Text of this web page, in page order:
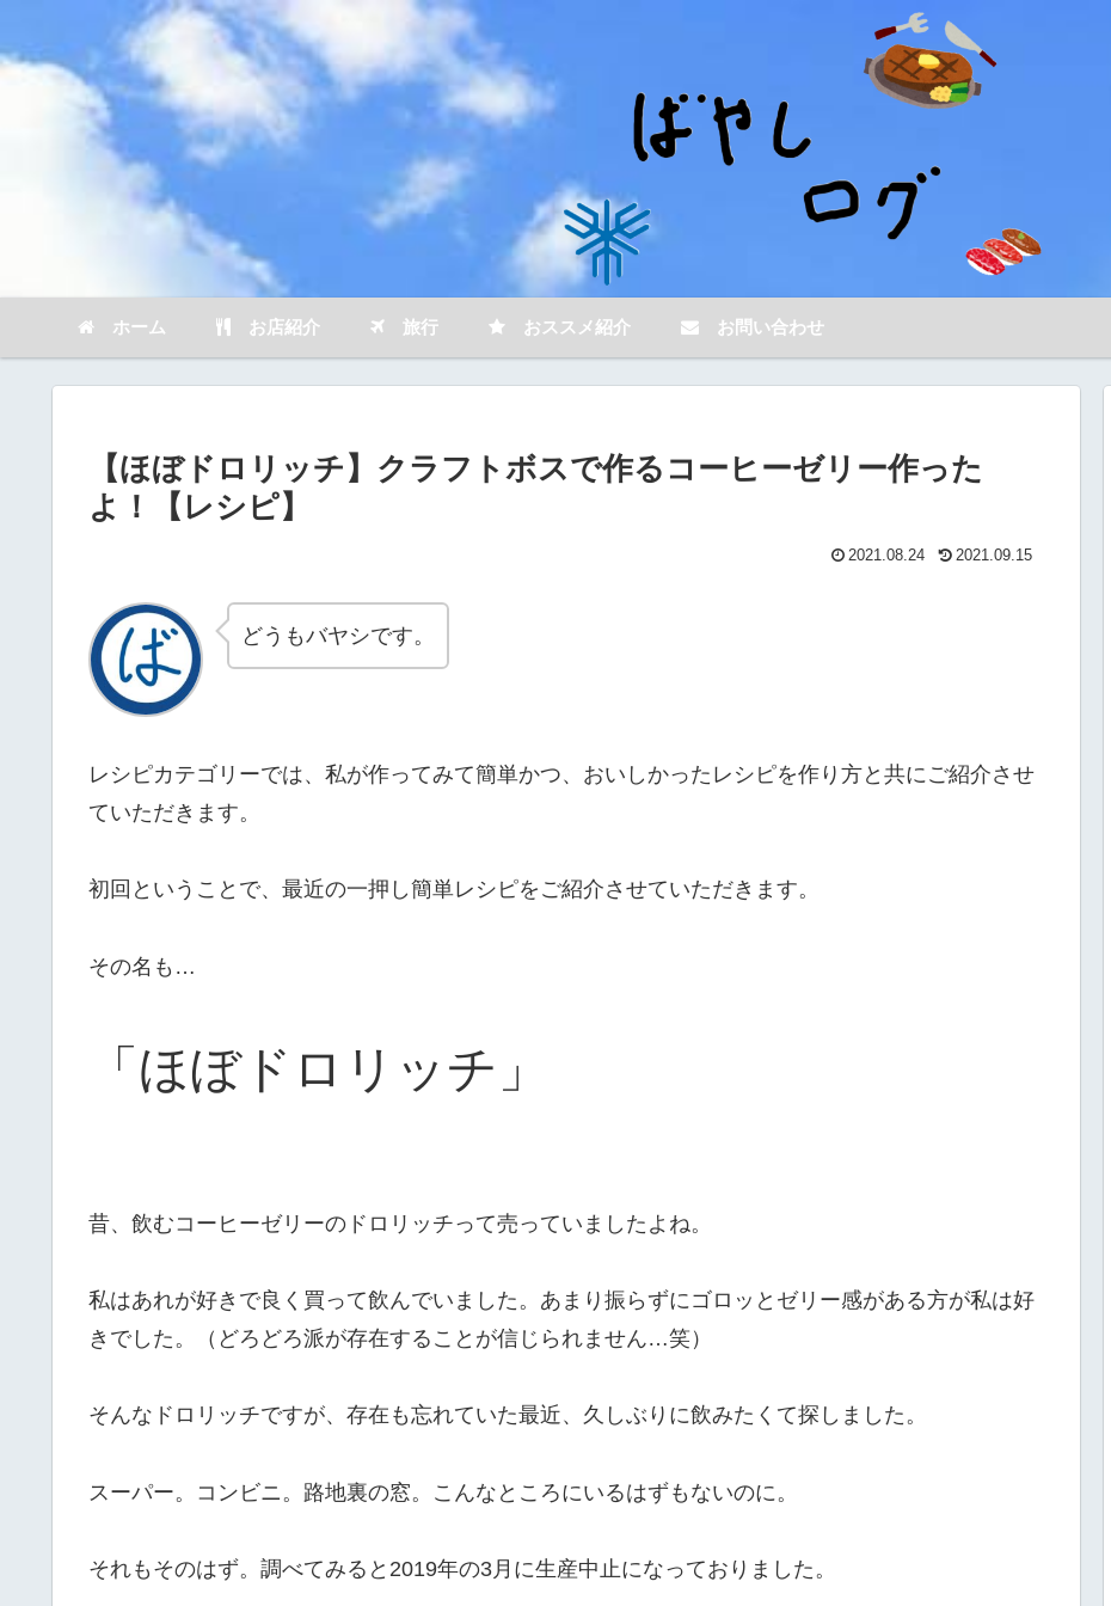
ホーム お店紹介 旅行 おススメ紹介 お問い合わせ
【ほぼドロリッチ】クラフトボスで作るコーヒーゼリー作った
よ！【レシピ】
2021.08.24 2021.09.15
どうもバヤシです。
レシピカテゴリーでは、私が作ってみて簡単かつ、おいしかったレシピを作り方と共にご紹介させ
ていただきます。
初回ということで、最近の一押し簡単レシピをご紹介させていただきます。
その名も…
「ほぼドロリッチ」
昔、飲むコーヒーゼリーのドロリッチって売っていましたよね。
私はあれが好きで良く買って飲んでいました。あまり振らずにゴロッとゼリー感がある方が私は好
きでした。（どろどろ派が存在することが信じられません…笑）
そんなドロリッチですが、存在も忘れていた最近、久しぶりに飲みたくて探しました。
スーパー。コンビニ。路地裏の窓。こんなところにいるはずもないのに。
それもそのはず。調べてみると2019年の3月に生産中止になっておりました。